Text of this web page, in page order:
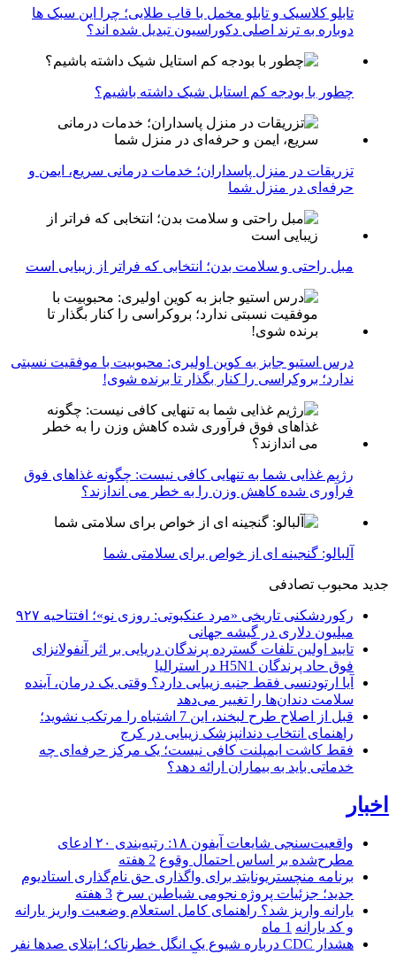
تابلو کلاسیک و تابلو مخمل با قاب طلایی؛ چرا این سبک ها
دوباره به ترند اصلی دکوراسیون تبدیل شده اند؟
چطور با بودجه کم استایل شیک داشته باشیم؟
تزریقات در منزل پاسداران؛ خدمات درمانی سریع، ایمن و
حرفه‌ای در منزل شما
مبل راحتی و سلامت بدن؛ انتخابی که فراتر از زیبایی است
درس استیو جابز به کوین اولیری: محبوبیت با موفقیت نسبتی
ندارد؛ بروکراسی را کنار بگذار تا برنده شوی!
رژیم غذایی شما به تنهایی کافی نیست: چگونه غذاهای فوق
فرآوری شده کاهش وزن را به خطر می اندازند؟
آلبالو: گنجینه ای از خواص برای سلامتی شما
جدید محبوب تصادفی
رکوردشکنی تاریخی «مرد عنکبوتی: روزی نو»؛ افتتاحیه ۹۲۷
میلیون دلاری در گیشه جهانی
تایید اولین تلفات گسترده پرندگان دریایی بر اثر آنفولانزای
فوق حاد پرندگان H5N1 در استرالیا
آیا ارتودنسی فقط جنبه زیبایی دارد؟ وقتی یک درمان، آینده
سلامت دندان‌ها را تغییر می‌دهد
قبل از اصلاح طرح لبخند، این 7 اشتباه را مرتکب نشوید؛
راهنمای انتخاب دندانپزشک زیبایی در کرج
فقط کاشت ایمپلنت کافی نیست؛ یک مرکز حرفه‌ای چه
خدماتی باید به بیماران ارائه دهد؟
اخبار
واقعیت‌سنجی شایعات آیفون ۱۸: رتبه‌بندی ۲۰ ادعای
مطرح‌شده بر اساس احتمال وقوع 2 هفته
برنامه منچستریونایتد برای واگذاری حق نام‌گذاری استادیوم
جدید؛ جزئیات پروژه نجومی شیاطین سرخ 3 هفته
یارانه واریز شد؟ راهنمای کامل استعلام وضعیت واریز یارانه
و کد یارانه 1 ماه
هشدار CDC درباره شیوع یک انگل خطرناک؛ ابتلای صدها نفر